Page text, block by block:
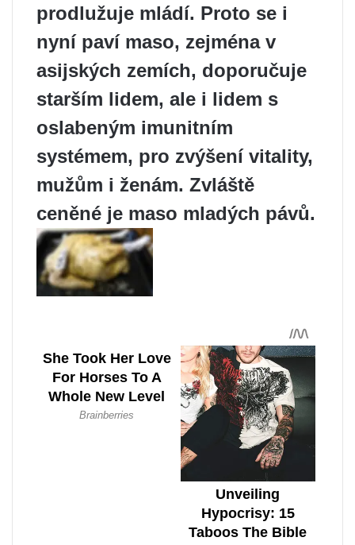
prodlužuje mládí. Proto se i
nyní paví maso, zejména v
asijských zemích, doporučuje
starším lidem, ale i lidem s
oslabeným imunitním
systémem, pro zvýšení vitality,
mužům i ženám. Zvláště
ceněné je maso mladých pávů.